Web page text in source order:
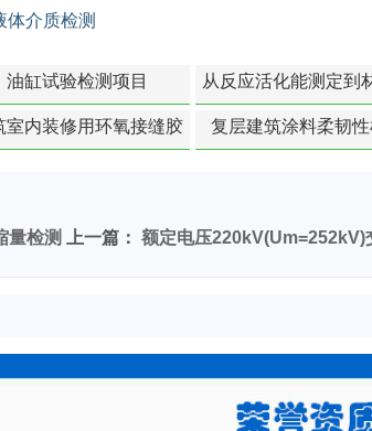
体介质检测
油缸试验检测项目
从反应活化能测定到
化寿命预测的经典
室内装修用环氧接缝胶
复层建筑涂料柔韧性
量检测 上一篇： 额定电压220kV(Um=252kV)